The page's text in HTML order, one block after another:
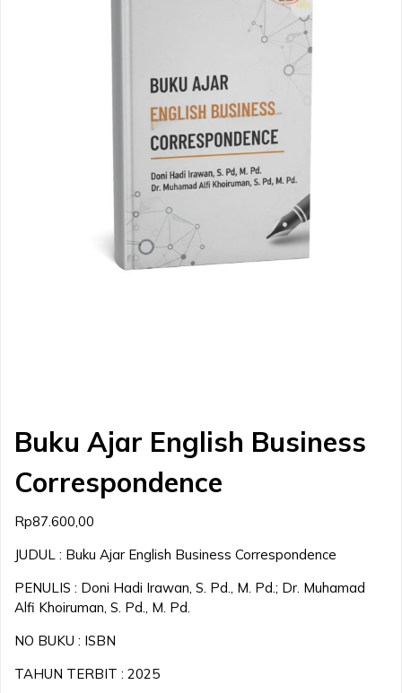
Buku Ajar English Business
Correspondence
Rp87.600,00
JUDUL : Buku Ajar English Business Correspondence
PENULIS : Doni Hadi Irawan, S. Pd., M. Pd.; Dr. Muhamad
Alfi Khoiruman, S. Pd., M. Pd.
NO BUKU : ISBN
TAHUN TERBIT : 2025